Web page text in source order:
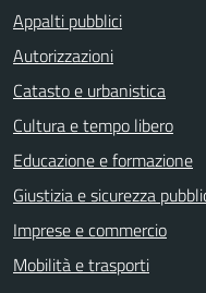
Appalti pubblici
Autorizzazioni
Catasto e urbanistica
Cultura e tempo libero
Educazione e formazione
Giustizia e sicurezza
Imprese e commercio
Mobilità e trasporti